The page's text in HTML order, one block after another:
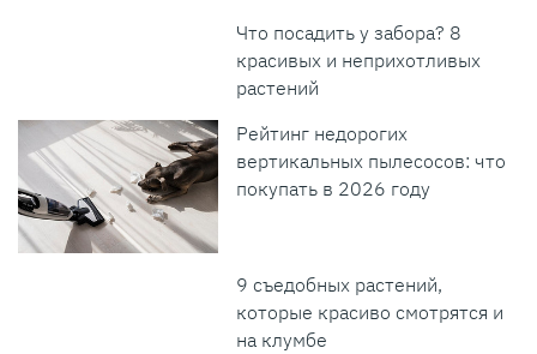
Что посадить у забора? 8
красивых и неприхотливых
растений
Рейтинг недорогих
вертикальных пылесосов: что
покупать в 2026 году
9 съедобных растений,
которые красиво смотрятся и
на клумбе